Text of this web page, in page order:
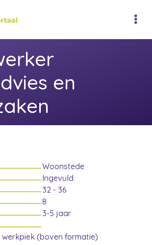
en
Woonstede
Ingevuld
32 - 36
8
3-5 jaar
(boven formatie)